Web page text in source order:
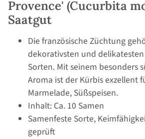
Provence' (Cucurbita
Saatgut
Die französische Züchtung
dekorativsten und
Sorten. Mit seinem besonders
Aroma ist der Kürbis exzellent
Marmelade, Süßspeisen.
Inhalt: Ca. 10 Samen
Samenfeste Sorte,
geprüft